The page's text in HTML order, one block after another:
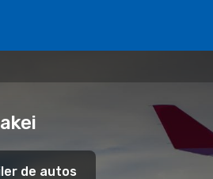
de autos